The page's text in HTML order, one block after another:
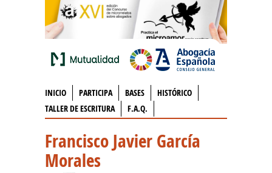
INICIO PARTICIPA BASES
HISTÓRICO
TALLER DE ESCRITURA
F.A.Q.
Francisco Javier García
Morales